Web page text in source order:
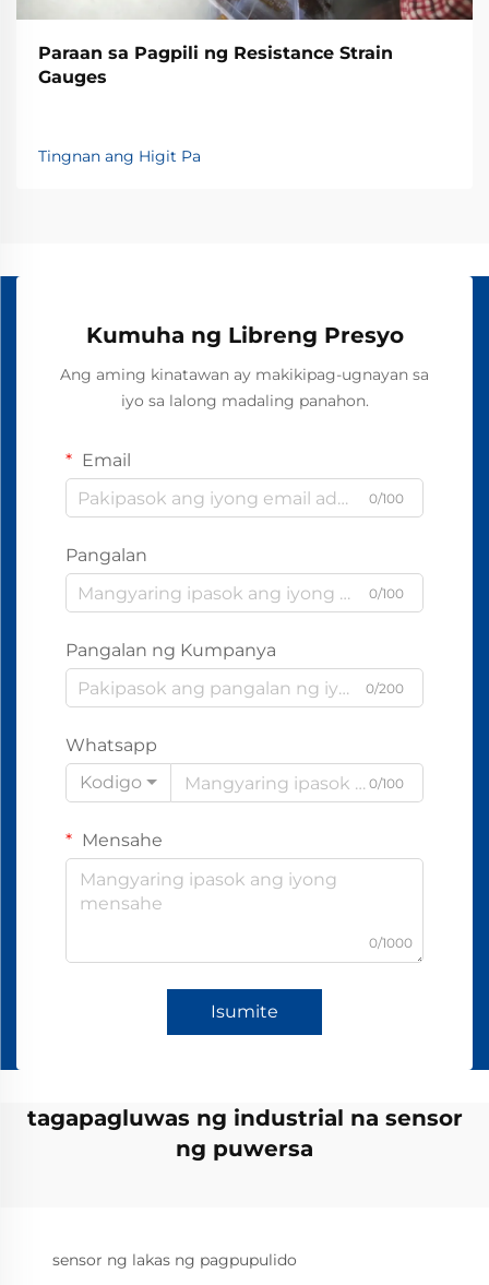
Paraan sa Pagpili ng Resistance Strain
Gauges
Tingnan ang Higit Pa
Kumuha ng Libreng Presyo
Ang aming kinatawan ay makikipag-ugnayan sa
iyo sa lalong madaling panahon.
Email
0/100
Pangalan
0/100
Pangalan ng Kumpanya
0/200
Whatsapp
Kodigo
0/100
Mensahe
0/1000
Isumite
tagapagluwas ng industrial na sensor
ng puwersa
sensor ng lakas ng pagpupulido